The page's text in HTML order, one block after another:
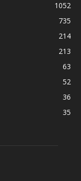
1052
735
214
213
63
52
36
35